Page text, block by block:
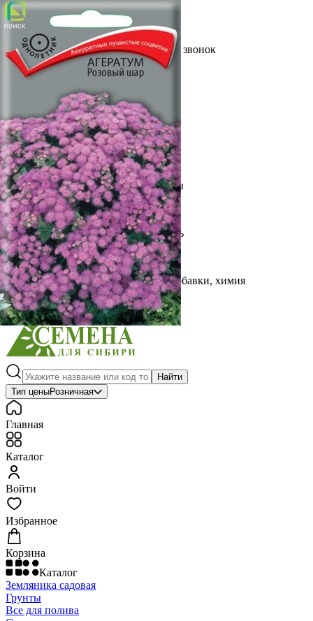
Выберите город
Обратный звонокЗаказать обратный звонок
Каталог
Семена
Грунты
Газонные травы, сидераты
Горшки, рассадники, аксессуары
Посадочный материал
Садовый инструмент, инвентарь
Консервирование
Средства защиты, удобрения, добавки, химия
Обустройство сада, декор
Найти
Тип ценыРозничная
Главная
Каталог
Войти
Избранное
Корзина
Каталог
Земляника садовая
Грунты
Все для полива